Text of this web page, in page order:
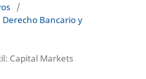
/
Derecho Bancario y
Capital Markets